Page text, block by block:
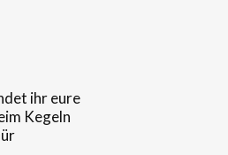
ihr eure
Kegeln